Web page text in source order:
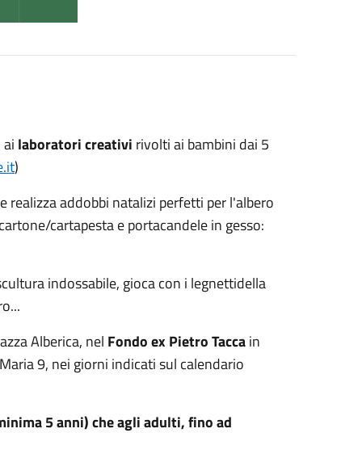
laboratori creativi rivolti ai bambini dai 5
)
addobbi natalizi perfetti per l'albero
cartapesta e portacandele in gesso:
indossabile, gioca con i legnettidella
Alberica, nel Fondo ex Pietro Taccain
9, nei giorni indicati sul calendario
5 anni) che agli adulti, fino ad